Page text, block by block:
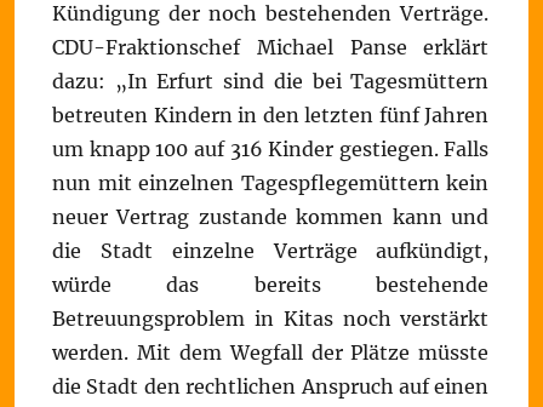
Kündigung der noch bestehenden Verträge.
CDU-Fraktionschef Michael Panse erklärt
dazu: „In Erfurt sind die bei Tagesmüttern
betreuten Kindern in den letzten fünf Jahren
um knapp 100 auf 316 Kinder gestiegen. Falls
nun mit einzelnen Tagespflegemüttern kein
neuer Vertrag zustande kommen kann und
die Stadt einzelne Verträge aufkündigt,
würde das bereits bestehende
Betreuungsproblem in Kitas noch verstärkt
werden. Mit dem Wegfall der Plätze müsste
die Stadt den rechtlichen Anspruch auf einen